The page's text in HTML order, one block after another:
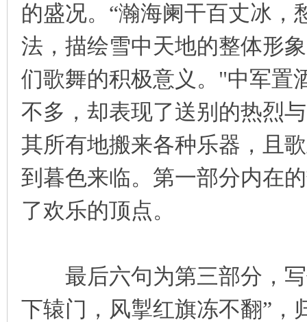
的盛况。“瀚海阑干百丈冰，
法，描绘雪中天地的整体形
们歌舞的积极意义。"中军置
不多，却表现了送别的热烈
其所有地搬来各种乐器，且
到暮色来临。第一部分内在
了欢乐的顶点。
最后六句为第三部分，写
下辕门，风掣红旗冻不翻”，